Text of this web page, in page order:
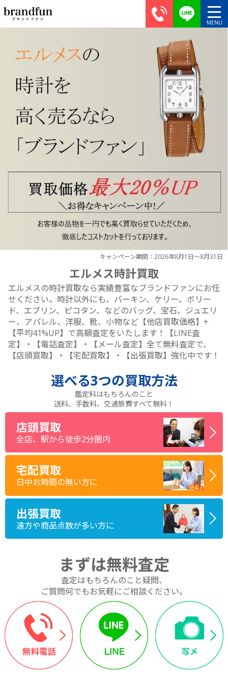
キャンペーン期間：2026年8月1日～8月31日
エルメス時計買取
エルメスの時計買取なら実績豊富なブランドファンにお任
せください。時計以外にも、バーキン、ケリー、ボリー
ド、エブリン、ピコタン、などのバッグ、宝石、ジュエリ
ー、アパレル、洋服、靴、小物など【他店買取価格】+
【平均41%UP】で高額査定をいたします！【LINE査
定】・【電話査定】・【メール査定】全て無料査定で、
【店頭買取】・【宅配買取】・【出張買取】強化中です！
選べる3つの買取方法
鑑定料はもちろんのこと
送料、手数料、交通旅費すべて無料！
店頭買取
全店、駅から徒歩2分圏内
宅配買取
日中お時間の無い方に
出張買取
遠方や商品点数が多い方に
まずは無料査定
査定はもちろんのこと疑問、
ご質問何でもお気軽にご相談ください。